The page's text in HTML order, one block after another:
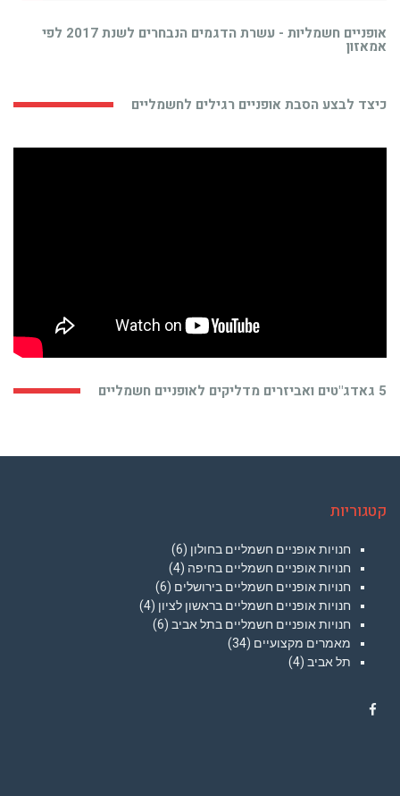
אופניים חשמליות - עשרת הדגמים הנבחרים לשנת 2017 לפי
אמאזון
כיצד לבצע הסבת אופניים רגילים לחשמליים
5 גאדג"טים ואביזרים מדליקים לאופניים חשמליים
קטגוריות
חנויות אופניים חשמליים בחולון (6)
חנויות אופניים חשמליים בחיפה (4)
חנויות אופניים חשמליים בירושלים (6)
חנויות אופניים חשמליים בראשון לציון (4)
חנויות אופניים חשמליים בתל אביב (6)
מאמרים מקצועיים (34)
תל אביב (4)